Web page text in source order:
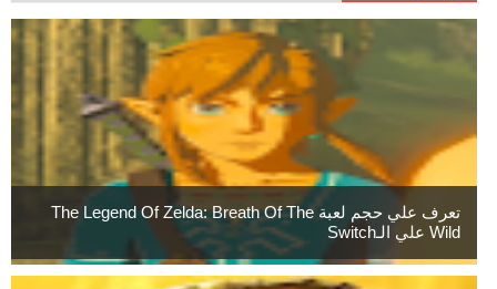
تعرف علي حجم لعبة The Legend Of Zelda: Breath Of The
Wild علي الـSwitch